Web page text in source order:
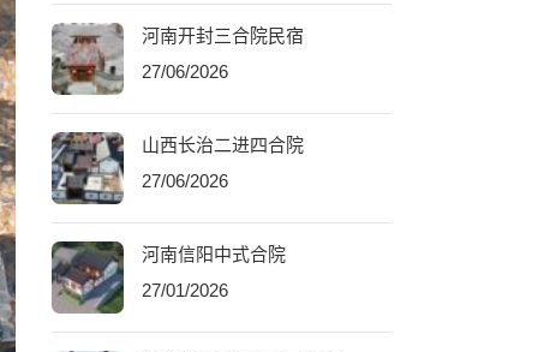
河南开封三合院民宿
27/06/2026
山西长治二进四合院
27/06/2026
河南信阳中式合院
27/01/2026